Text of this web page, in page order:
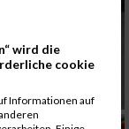
wird die
cookie
Informationen auf